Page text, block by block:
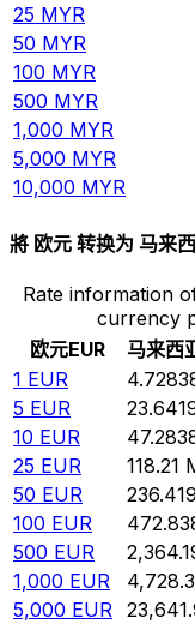
25 MYR
50 MYR
100 MYR
500 MYR
1,000 MYR
5,000 MYR
10,000 MYR
將 欧元 转换为 马来
Rate information
currency
欧元EUR 马来西
1 EUR
5 EUR
10 EUR
25 EUR 118.21
50 EUR 236.419
100 EUR
500 EUR
1,000 EUR
5,000 EUR